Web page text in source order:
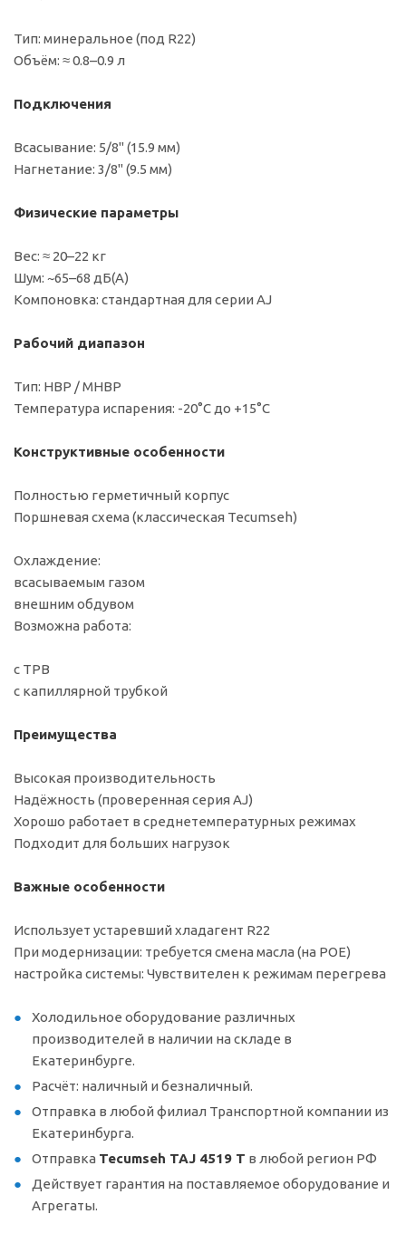
Тип: минеральное (под R22)
Объём: ≈ 0.8–0.9 л
Подключения
Всасывание: 5/8" (15.9 мм)
Нагнетание: 3/8" (9.5 мм)
Физические параметры
Вес: ≈ 20–22 кг
Шум: ~65–68 дБ(A)
Компоновка: стандартная для серии AJ
Рабочий диапазон
Тип: HBP / MHBP
Температура испарения: -20°C до +15°C
Конструктивные особенности
Полностью герметичный корпус
Поршневая схема (классическая Tecumseh)
Охлаждение:
всасываемым газом
внешним обдувом
Возможна работа:
с ТРВ
с капиллярной трубкой
Преимущества
Высокая производительность
Надёжность (проверенная серия AJ)
Хорошо работает в среднетемпературных режимах
Подходит для больших нагрузок
Важные особенности
Использует устаревший хладагент R22
При модернизации: требуется смена масла (на POE)
настройка системы: Чувствителен к режимам перегрева
Холодильное оборудование различных
производителей в наличии на складе в
Екатеринбурге.
Расчёт: наличный и безналичный.
Отправка в любой филиал Транспортной компании из
Екатеринбурга.
Отправка Tecumseh TAJ 4519 T в любой регион РФ
Действует гарантия на поставляемое оборудование и
Агрегаты.